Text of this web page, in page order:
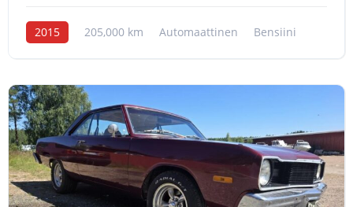
2015 205,000 km Automaattinen Bensiini